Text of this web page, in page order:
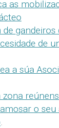
as
de
de
a súa
zona
o
.